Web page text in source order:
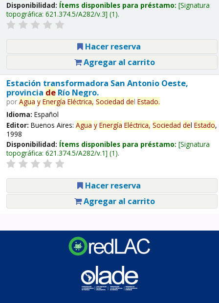
Disponibilidad: Ítems disponibles para préstamo: Signatura
topográfica: 621.374.5/A282/v.3 (1).
Hacer reserva
Agregar al carrito
Estación transformadora San Antonio Oeste,
provincia deRío Negro.
por Agua y Energía Eléctrica, Sociedad del Estado.
Idioma: Español
Editor: Buenos Aires: Agua y Energía Eléctrica, Sociedad del Estado,
1998
Disponibilidad: Ítems disponibles para préstamo: Signatura
topográfica: 621.374.5/A282/v.1 (1).
Hacer reserva
Agregar al carrito